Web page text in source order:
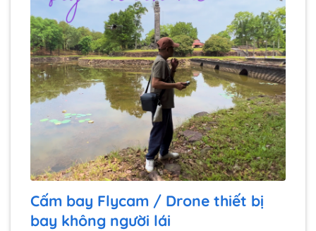
Cấm bay Flycam / Drone thiết bị
bay không người lái